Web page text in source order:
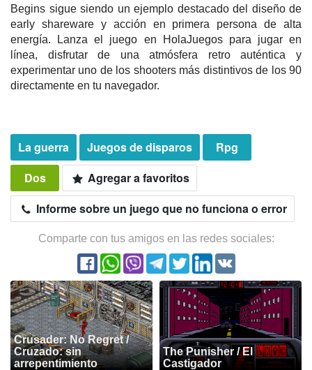
Begins sigue siendo un ejemplo destacado del diseño de
early shareware y acción en primera persona de alta
energía. Lanza el juego en HolaJuegos para jugar en
línea, disfrutar de una atmósfera retro auténtica y
experimentar uno de los shooters más distintivos de los 90
directamente en tu navegador.
La guerra Juegos de disparos
Rpg
Dos
Agregar a favoritos
Informe sobre un juego que no funciona o error
Comparte con tus amigos en las redes sociales:
Crusader: No Regret /
Cruzado: sin
arrepentimiento
The Punisher / El
Castigador